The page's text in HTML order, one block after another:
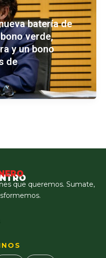
batería de
verde,
y un bono
de
que queremos. Sumate,